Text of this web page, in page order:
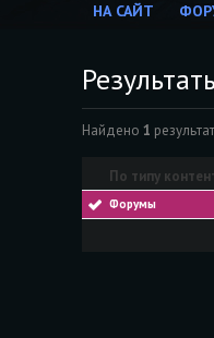
НА САЙТ
Найдено 1
По типу
Форумы